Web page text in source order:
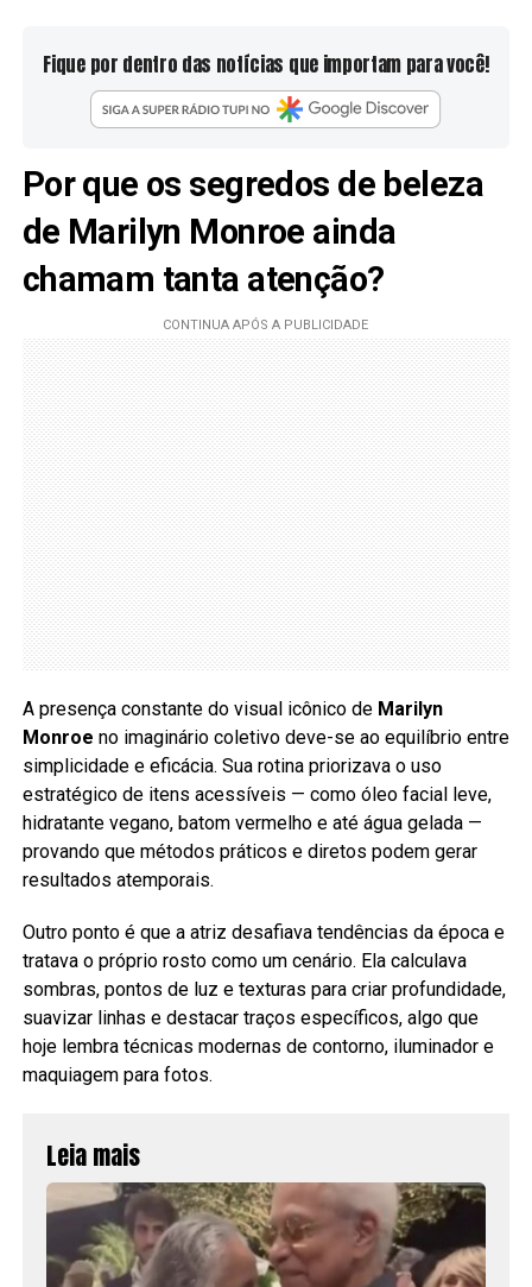
Fique por dentro das notícias que importam para você!
Por que os segredos de beleza
de Marilyn Monroe ainda
chamam tanta atenção?
A presença constante do visual icônico de Marilyn
Monroe no imaginário coletivo deve-se ao equilíbrio entre
simplicidade e eficácia. Sua rotina priorizava o uso
estratégico de itens acessíveis — como óleo facial leve,
hidratante vegano, batom vermelho e até água gelada —
provando que métodos práticos e diretos podem gerar
resultados atemporais.
Outro ponto é que a atriz desafiava tendências da época e
tratava o próprio rosto como um cenário. Ela calculava
sombras, pontos de luz e texturas para criar profundidade,
suavizar linhas e destacar traços específicos, algo que
hoje lembra técnicas modernas de contorno, iluminador e
maquiagem para fotos.
Leia mais